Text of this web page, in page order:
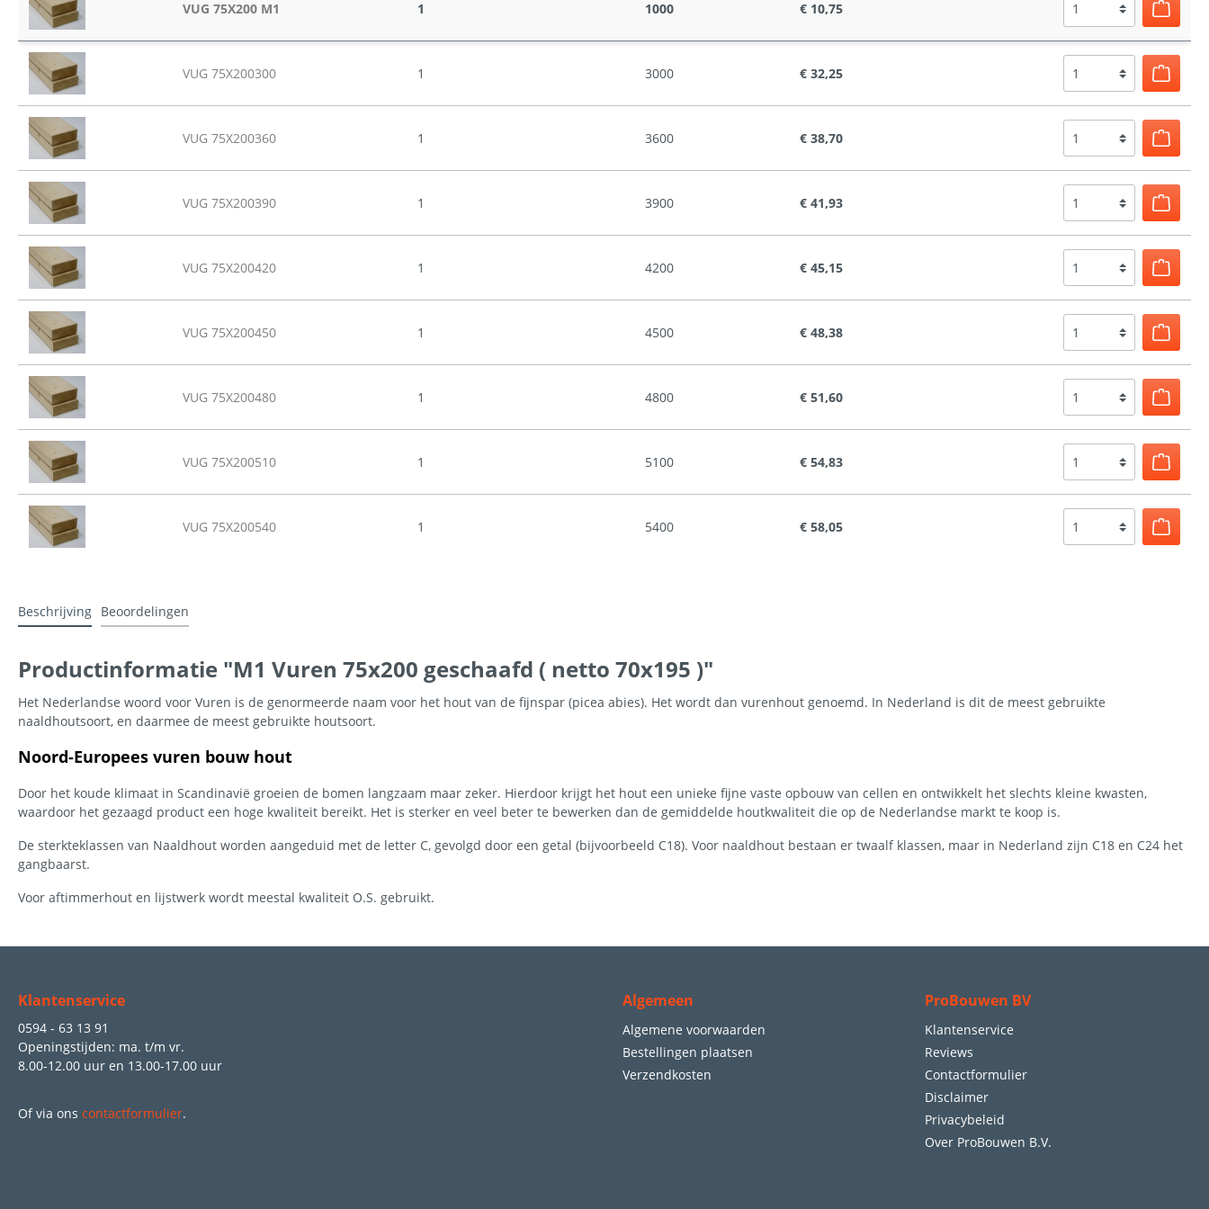
VUG 75X200 M1 1 1000 € 10,75
VUG 75X200300 1 3000 € 32,25
VUG 75X200360 1 3600 € 38,70
VUG 75X200390 1 3900 € 41,93
VUG 75X200420 1 4200 € 45,15
VUG 75X200450 1 4500 € 48,38
VUG 75X200480 1 4800 € 51,60
VUG 75X200510 1 5100 € 54,83
VUG 75X200540 1 5400 € 58,05
Beschrijving Beoordelingen
Productinformatie "M1 Vuren 75x200 geschaafd ( netto 70x195 )"
Het Nederlandse woord voor Vuren is de genormeerde naam voor het hout van de fijnspar (picea abies). Het wordt dan vurenhout genoemd. In Nederland is dit de meest gebruikte
naaldhoutsoort, en daarmee de meest gebruikte houtsoort.
Noord-Europees vuren bouw hout
Door het koude klimaat in Scandinavië groeien de bomen langzaam maar zeker. Hierdoor krijgt het hout een unieke fijne vaste opbouw van cellen en ontwikkelt het slechts kleine kwasten,
waardoor het gezaagd product een hoge kwaliteit bereikt. Het is sterker en veel beter te bewerken dan de gemiddelde houtkwaliteit die op de Nederlandse markt te koop is.
De sterkteklassen van Naaldhout worden aangeduid met de letter C, gevolgd door een getal (bijvoorbeeld C18). Voor naaldhout bestaan er twaalf klassen, maar in Nederland zijn C18 en C24 het
gangbaarst.
Voor aftimmerhout en lijstwerk wordt meestal kwaliteit O.S. gebruikt.
Klantenservice
0594 - 63 13 91
Openingstijden: ma. t/m vr.
8.00-12.00 uur en 13.00-17.00 uur
Of via ons contactformulier.
Algemeen
Algemene voorwaarden
Bestellingen plaatsen
Verzendkosten
ProBouwen BV
Klantenservice
Reviews
Contactformulier
Disclaimer
Privacybeleid
Over ProBouwen B.V.